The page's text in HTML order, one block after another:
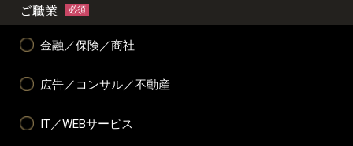
ご職業 必須
金融／保険／商社
広告／コンサル／不動産
IT／WEBサービス